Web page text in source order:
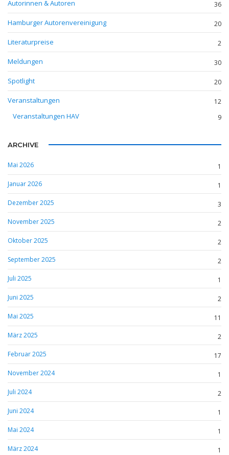
Autorinnen & Autoren 36
Hamburger Autorenvereinigung 20
Literaturpreise 2
Meldungen 30
Spotlight 20
Veranstaltungen 12
Veranstaltungen HAV 9
ARCHIVE
Mai 2026
1
Januar 2026
1
Dezember 2025
3
November 2025
2
Oktober 2025
2
September 2025
2
Juli 2025
1
Juni 2025
2
Mai 2025
11
März 2025
2
Februar 2025
17
November 2024
1
Juli 2024
2
Juni 2024
1
Mai 2024
1
März 2024
1